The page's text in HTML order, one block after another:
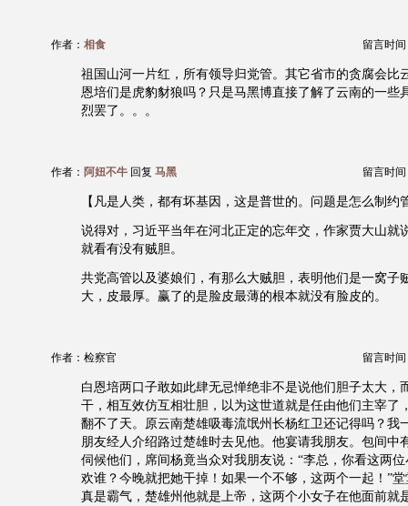
作者： 相食 留言时间
祖国山河一片红，所有领导归党管。其它省市的贪腐会比
恩培们是虎豹豺狼吗？只是马黑博直接了解了云南的一些
烈罢了。。。
作者： 阿妞不牛 回复 马黑 留言时间
【凡是人类，都有坏基因，这是普世的。问题是怎么制约
说得对，习近平当年在河北正定的忘年交，作家贾大山就
就看有没有贼胆。
共党高管以及婆娘们，有那么大贼胆，表明他们是一窝子
大，皮最厚。赢了的是脸皮最薄的根本就没有脸皮的。
作者：检察官 留言时间
白恩培两口子敢如此肆无忌惮绝非不是说他们胆子太大，
干，相互效仿互相壮胆，以为这世道就是任由他们主宰了
翻不了天。原云南楚雄吸毒流氓州长杨红卫还记得吗？我
朋友经人介绍路过楚雄时去见他。他宴请我朋友。包间中
伺候他们，席间杨竟当众对我朋友说：“李总，你看这两
欢谁？今晚就把她干掉！如果一个不够，这两个一起！”
真是霸气，楚雄州他就是上帝，这两个小女子在他面前就